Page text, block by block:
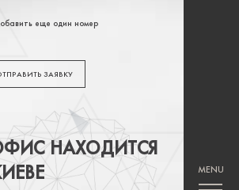
еще один номер
ЗАЯВКУ
НАХОДИТСЯ